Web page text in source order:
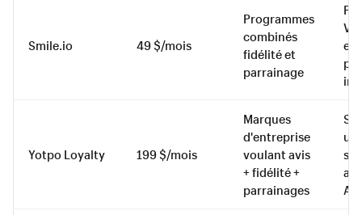
Smile.io 49 $/mois
Programmes
combinés
fidélité et
parrainage
en
Yotpo Loyalty 199 $/mois
Marques
d'entreprise
voulant avis
+ fidélité +
parrainages
A/